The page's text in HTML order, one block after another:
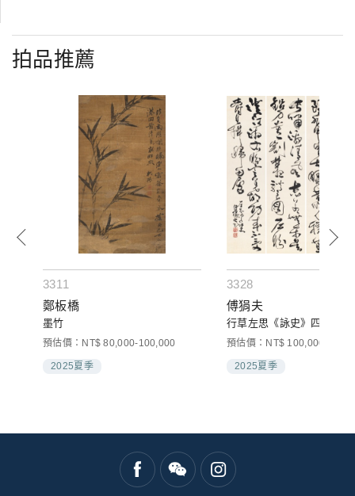
拍品推薦
3311
鄭板橋
墨竹
預估價：NT$ 80,000-100,000
2025夏季
3328
傅狷夫
行草左思《詠史》四屏
預估價：NT$ 100,000-
2025夏季